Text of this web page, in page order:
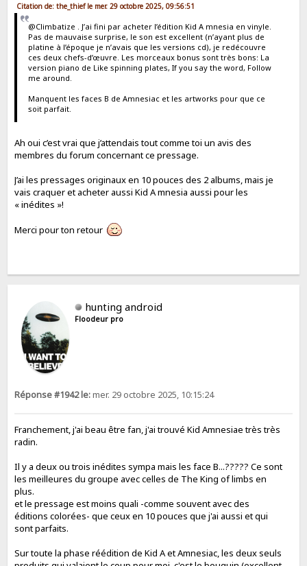
Citation de: the_thief le mer. 29 octobre 2025, 09:56:51
@Climbatize . J’ai fini par acheter l’édition Kid A mnesia en vinyle.
Pas de mauvaise surprise, le son est excellent (n’ayant plus de
platine à l’époque je n’avais que les versions cd), je redécouvre
ces deux chefs-d’œuvre. Les morceaux bonus sont très bons: La
version piano de Like spinning plates, If you say the word, Follow
me around.
Manquent les faces B de Amnesiac et les artworks pour que ce
soit parfait.
Ah oui c’est vrai que j’attendais tout comme toi un avis des
membres du forum concernant ce pressage.
J’ai les pressages originaux en 10 pouces des 2 albums, mais je
vais craquer et acheter aussi Kid A mnesia aussi pour les
« inédites »!
Merci pour ton retour
hunting android
Floodeur pro
Réponse #1942 le:mer. 29 octobre 2025, 10:15:24
Franchement, j'ai beau être fan, j'ai trouvé Kid Amnesiae très très
radin.
Il y a deux ou trois inédites sympa mais les face B...????? Ce sont
les meilleures du groupe avec celles de The King of limbs en
plus.
et le pressage est moins quali -comme souvent avec des
éditions colorées- que ceux en 10 pouces que j'ai aussi et qui
sont parfaits.
Sur toute la phase réédition de Kid A et Amnesiac, les deux seuls